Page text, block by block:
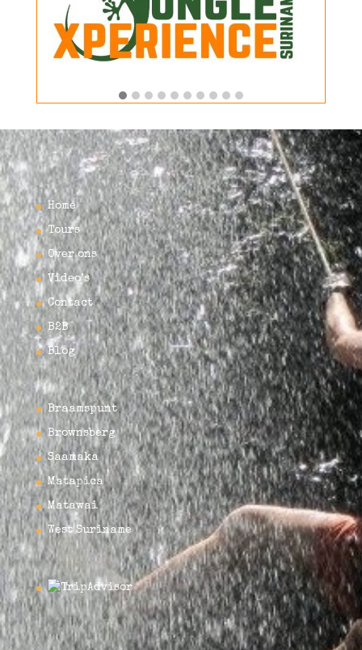
Home
Tours
Over ons
Video’s
Contact
B2B
Blog
Braamspunt
Brownsberg
Saamaka
Matapica
Matawai
West Suriname